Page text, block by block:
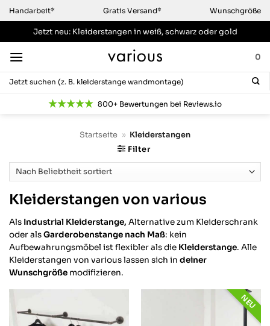
Zum
Inhalt
springen
Handarbeit* Gratis Versand* Wunschgröße
Jetzt neu: Kleiderstangenin weiß, schwarz oder gold
0
Suchen
nach:
800+ Bewertungen bei Reviews.io
Startseite » Kleiderstangen
Filter
Kleiderstangen von various
Als Industrial Kleiderstange, Alternative zum Kleiderschrank
oder alsGarderobenstange nach Maß: kein
Aufbewahrungsmöbel ist flexibler als die Kleiderstange. Alle
Kleiderstangen von various lassen sich in deiner
Wunschgröße modifizieren.
NEU